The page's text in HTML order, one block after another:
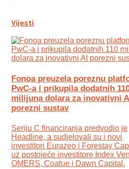
Vijesti
Fonoa preuzela poreznu
PwC-a i prikupila dodatnih
milijuna dolara za inovativni
porezni sustav
Seriju C financiranja predvodio je
Headline, a sudjelovali su i novi
investitori Eurazeo i Forestay
uz postojeće investitore Index
OMERS, Coatue i Dawn Capital.